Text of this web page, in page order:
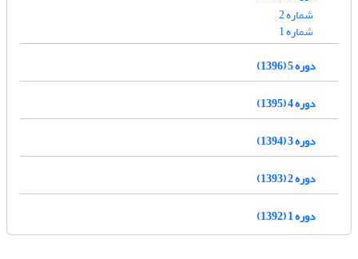
شماره 2
شماره 1
دوره 5 (1396)
دوره 4 (1395)
دوره 3 (1394)
دوره 2 (1393)
دوره 1 (1392)